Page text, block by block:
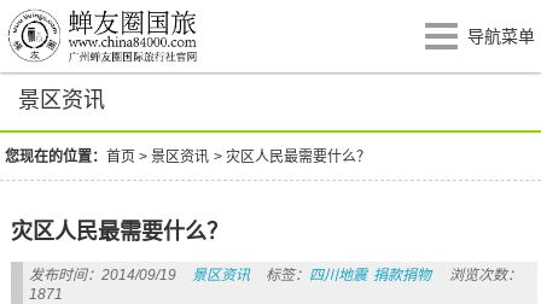
导航菜单
景区资讯
您现在的位置：首页 >景区资讯 > 灾区人民最需要什么？
灾区人民最需要什么？
发布时间：2014/09/19 景区资讯 标签： 四川地震 捐款捐物
浏览次数：
1871